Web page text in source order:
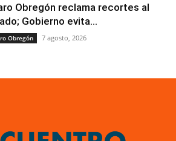
Obregón reclama recortes al
Gobierno evita...
Obregón 7 agosto, 2026